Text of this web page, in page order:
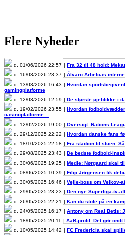
Flere Nyheder
d. 01/06/2026 22:57 | Fra 32 til 48 hold:
d. 16/03/2026 23:37 | Álvaro Arbeloas
d. 13/03/2026 16:43 | Hvordan
gamingplatforme
d. 12/03/2026 12:59 | De største øjeblikke i
d. 19/02/2026 23:55 | Hvordan
casinoplatforme…
d. 12/02/2026 19:00 | Oversigt: Nations
d. 29/12/2025 22:22 | Hvordan danske fans
d. 18/10/2025 22:58 | Fra stadion til stuen:
d. 29/08/2025 23:43 | De bedste fodbold-
d. 30/06/2025 19:25 | Medie: Nørgaard skal
d. 08/06/2025 10:39 | Filip Jørgensen fik
d. 30/05/2025 16:46 | Vejle-boss om Velkov-
d. 29/05/2025 23:23 | Den nye Superliga-tv-
d. 26/05/2025 22:21 | Kan du stole på en
d. 24/05/2025 16:17 | Antony om Real Betis:
d. 18/05/2025 20:11 | AaB-profil: Det gør
d. 10/05/2025 14:42 | FC Fredericia skal